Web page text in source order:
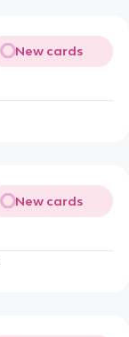
New cards
New cards